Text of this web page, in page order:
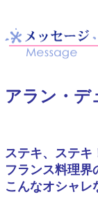
アラン・デ
ステキ、ステキ
フランス料理界
こんなオシャレ